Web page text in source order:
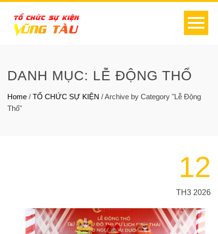
DANH MỤC: LỄ ĐỘNG THỔ
Home / TỔ CHỨC SỰ KIỆN /Archive by Category "Lễ Động
Thổ"
12
TH3 2026